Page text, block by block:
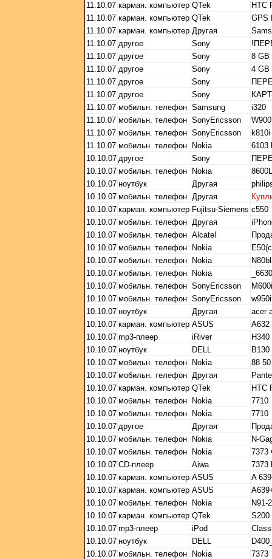
11.10.07 карман. компьютер QTek
HTC
11.10.07 карман. компьютер QTek
GPS
11.10.07 карман. компьютер Другая
11.10.07 другое Sony
11.10.07 другое Sony
8
11.10.07 другое Sony
4
11.10.07 другое Sony
11.10.07 другое Sony
11.10.07 мобильн. телефон Samsung
i320
11.10.07 мобильн. телефон SonyEricsson
11.10.07 мобильн. телефон SonyEricsson
k810i
11.10.07 мобильн. телефон Nokia
6103
10.10.07 другое Sony
10.10.07 мобильн. телефон Nokia
10.10.07 ноутбук Другая
10.10.07 мобильн. телефон Другая
10.10.07 карман. компьютер Fujitsu-Siemens c550
10.10.07 мобильн. телефон Другая
10.10.07 мобильн. телефон Alcatel
10.10.07 мобильн. телефон Nokia
10.10.07 мобильн. телефон Nokia
10.10.07 мобильн. телефон Nokia
10.10.07 мобильн. телефон SonyEricsson
M600i
10.10.07 мобильн. телефон SonyEricsson
w950i
10.10.07 ноутбук Другая
acer
10.10.07 карман. компьютер ASUS
A632
10.10.07 mp3-плеер iRiver
H340
10.10.07 ноутбук DELL
B130
10.10.07 мобильн. телефон Nokia
88 50
10.10.07 мобильн. телефон Другая
10.10.07 карман. компьютер QTek
HTC
10.10.07 мобильн. телефон Nokia
7710
10.10.07 мобильн. телефон Nokia
7710
10.10.07 другое Другая
10.10.07 мобильн. телефон Nokia
N-
10.10.07 мобильн. телефон Nokia
7373
10.10.07 CD-плеер Aiwa
7373
10.10.07 карман. компьютер ASUS
A
10.10.07 карман. компьютер ASUS
10.10.07 мобильн. телефон Nokia
N91-
10.10.07 карман. компьютер QTek
S200
10.10.07 mp3-плеер iPod
10.10.07 ноутбук DELL
10.10.07 мобильн. телефон Nokia
7373